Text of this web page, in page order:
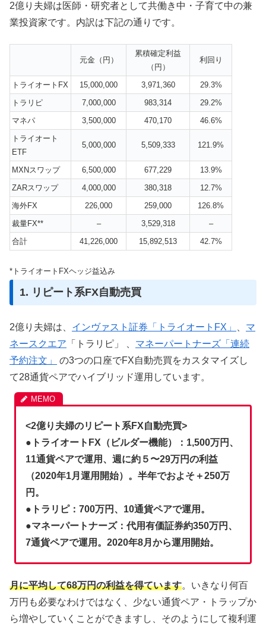
2億り夫婦は医師・研究者として共働き中・子育て中の兼
業投資家です。内訳は下記の通りです。
元金（円）
累積確定利益
（円）
利回り
トライオート FX 15,000,000 3,971,360
29.3%
トラリピ
7,000,000 983,314
29.2%
マネパ
3,500,000 470,170
46.6%
トライオート
ETF
5,000,000 5,509,333 121.9%
MXNスワップ 6,500,000 677,229
13.9%
ZARスワップ 4,000,000 380,318
12.7%
海外FX 226,000 259,000
126.8%
裁量FX**
– 3,529,318
–
合計
41,226,000 15,892,513 42.7%
*トライオートFXヘッジ益込み
1. リピート系FX自動売買
2億り夫婦は、 インヴァスト証券「トライオートFX」
マ
ネースクエア 「トラリピ」 、 マネーパートナーズ「連続
予約注文」
の3つの口座でFX自動売買をカスタマイズし
て28通貨ペアでハイブリッド運用しています。
<2億り夫婦のリピート系FX自動売買>
●トライオートFX（ビルダー機能）：1,500万円、
11通貨ペアで運用、週に約５〜29万円の利益
（2020年1月運用開始）。半年でおよそ＋250万
円。
●トラリピ：700万円、10通貨ペアで運用。
●マネーパートナーズ：代用有価証券約350万円、
7通貨ペアで運用。2020年8月から運用開始。
月に平均して68万円の利益を得ています。いきなり何百
万円も必要なわけではなく、少ない通貨ペア・トラップか
ら増やしていくことができますし、そのようにして複利運